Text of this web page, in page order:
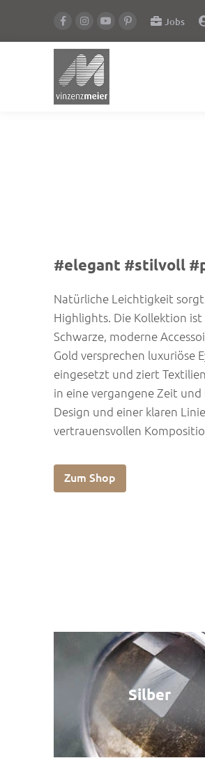
Jobs
#elegant #stilvoll
Natürliche Leichtigkeit
Highlights. Die Kollektion
Schwarze, moderne
Gold versprechen luxuriöse
eingesetzt und ziert
in eine vergangene Zeit
Design und einer klaren
vertrauensvollen
Zum Shop
Silber